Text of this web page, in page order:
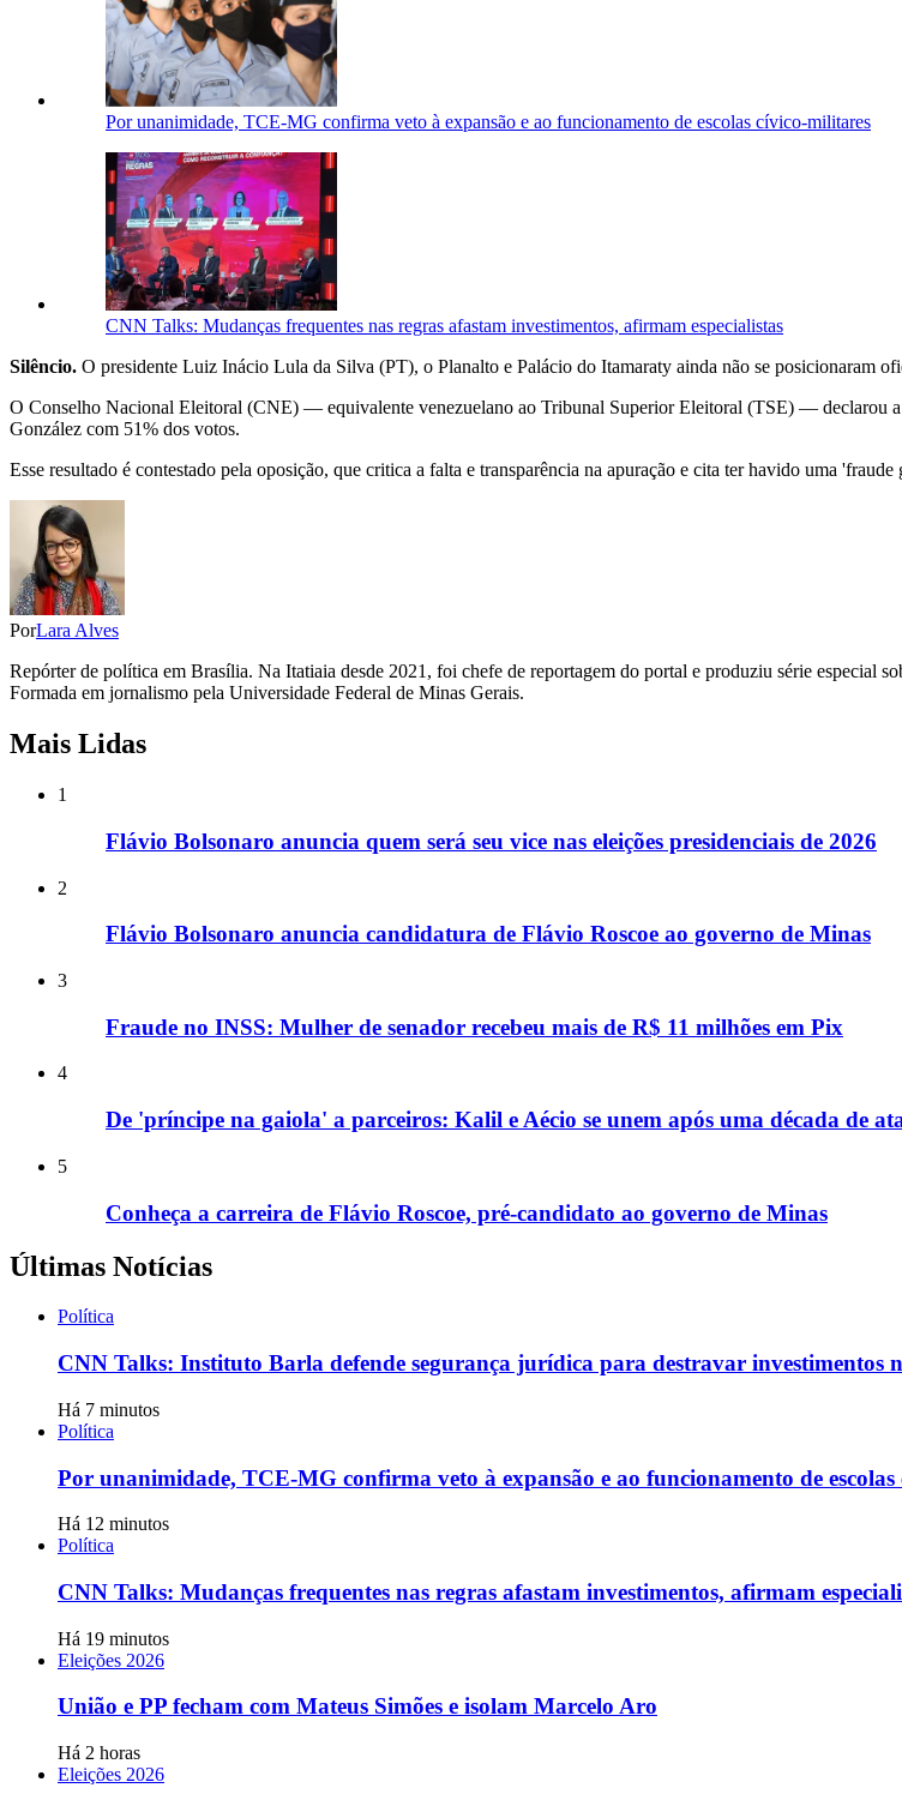
Por unanimidade, TCE-MG confirma veto à expansão e ao funcionamento de escolas cívico-militares
CNN Talks: Mudanças frequentes nas regras afastam investimentos, afirmam especialistas
Silêncio. O presidente Luiz Inácio Lula da Silva (PT), o Planalto e Palácio do Itamaraty ainda não se posicionaram
O Conselho Nacional Eleitoral (CNE) — equivalente venezuelano ao Tribunal Superior Eleitoral (TSE) — declarou
González com 51% dos votos.
Esse resultado é contestado pela oposição, que critica a falta e transparência na apuração e cita ter havido uma 'fraude
PorLara Alves
Repórter de política em Brasília. Na Itatiaia desde 2021, foi chefe de reportagem do portal e produziu série especial
Formada em jornalismo pela Universidade Federal de Minas Gerais.
Mais Lidas
1
Flávio Bolsonaro anuncia quem será seu vice nas eleições presidenciais de 2026
2
Flávio Bolsonaro anuncia candidatura de Flávio Roscoe ao governo de Minas
3
Fraude no INSS: Mulher de senador recebeu mais de R$ 11 milhões em Pix
4
De 'príncipe na gaiola' a parceiros: Kalil e Aécio se unem após uma década de
5
Conheça a carreira de Flávio Roscoe, pré-candidato ao governo de Minas
Últimas Notícias
Política
CNN Talks: Instituto Barla defende segurança jurídica para destravar investimentos
Há 7 minutos
Política
Por unanimidade, TCE-MG confirma veto à expansão e ao funcionamento de
Há 12 minutos
Política
CNN Talks: Mudanças frequentes nas regras afastam investimentos, afirmam
Há 19 minutos
Eleições 2026
União e PP fecham com Mateus Simões e isolam Marcelo Aro
Há 2 horas
Eleições 2026